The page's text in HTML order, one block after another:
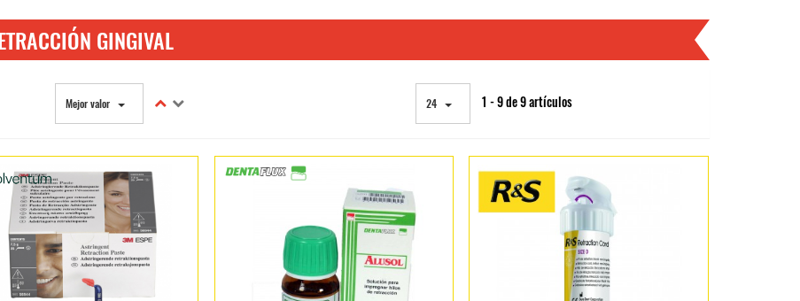
GINGIVAL
Mejor valor 24 1 - 9 de 9 artículos
A DENTAL GOOD DEAL
Confirmo que soy un profesional del sector bucodental
cambiar la configuración u obtener más información enPolíticas de privacidad.